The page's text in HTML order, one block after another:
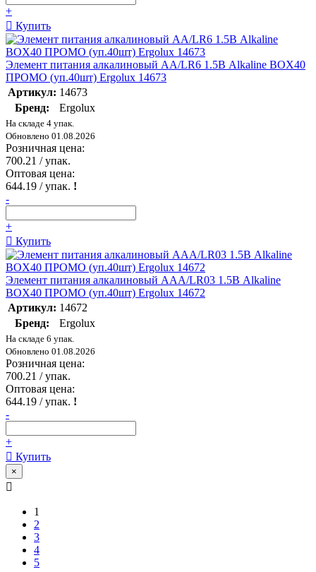
+
Купить
Элемент питания алкалиновый AA/LR6 1.5В Alkaline BOX40
ПРОМО (уп.40шт) Ergolux 14673
Артикул: 14673
Бренд:
Ergolux
На складе 4 упак.
Обновлено 01.08.2026
Розничная цена:
700.21 / упак.
Оптовая цена:
644.19 / упак. !
-
+
Купить
Элемент питания алкалиновый AAA/LR03 1.5В Alkaline
BOX40 ПРОМО (уп.40шт) Ergolux 14672
Артикул: 14672
Бренд:
Ergolux
На складе 6 упак.
Обновлено 01.08.2026
Розничная цена:
700.21 / упак.
Оптовая цена:
644.19 / упак. !
-
+
Купить
×
1
2
3
4
5